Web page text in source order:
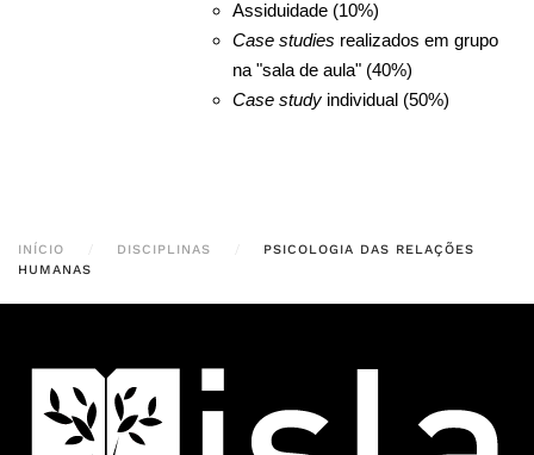
Assiduidade (10%)
Case studies realizados em grupo
na "sala de aula" (40%)
Case study individual (50%)
INÍCIO DISCIPLINAS
PSICOLOGIA DAS RELAÇÕES
HUMANAS